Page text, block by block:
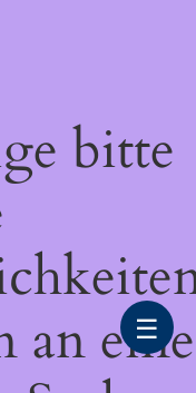
bitte
an
☰